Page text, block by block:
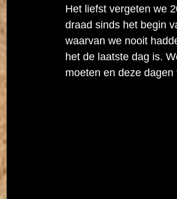
Het liefst vergeten we
draad sinds het begin
waarvan we nooit
het de laatste dag is.
moeten en deze